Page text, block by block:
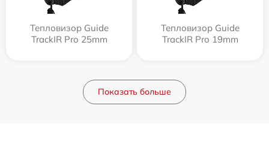
Тепловизор Guide
TrackIR Pro 25mm
Тепловизор Guide
TrackIR Pro 19mm
Показать больше